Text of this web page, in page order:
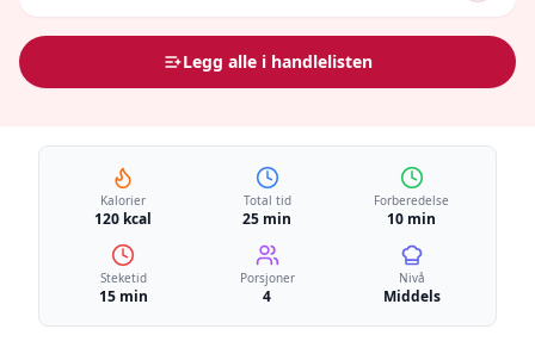
Legg alle i handlelisten
Kalorier
120 kcal
Total tid
25 min
Forberedelse
10 min
Steketid
15 min
Porsjoner
4
Nivå
Middels